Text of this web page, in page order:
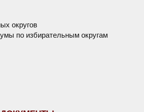
округов
по избирательным округам